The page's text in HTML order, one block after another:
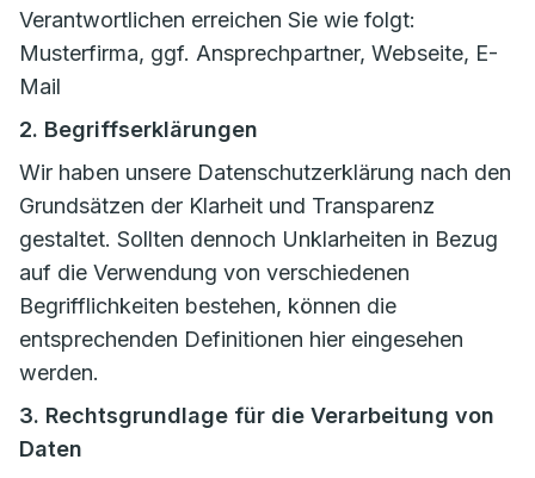
Verantwortlichen erreichen Sie wie folgt:
Musterfirma, ggf. Ansprechpartner, Webseite, E-
Mail
2. Begriffserklärungen
Wir haben unsere Datenschutzerklärung nach den
Grundsätzen der Klarheit und Transparenz
gestaltet. Sollten dennoch Unklarheiten in Bezug
auf die Verwendung von verschiedenen
Begrifflichkeiten bestehen, können die
entsprechenden Definitionen hier eingesehen
werden.
3. Rechtsgrundlage für die Verarbeitung von
Daten